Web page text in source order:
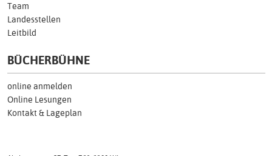
Team
Landesstellen
Leitbild
BÜCHERBÜHNE
online anmelden
Online Lesungen
Kontakt & Lageplan